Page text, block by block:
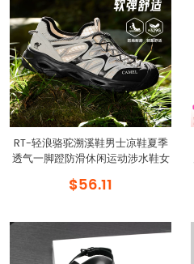
RT-轻浪骆驼溯溪鞋男士凉鞋夏季
透气一脚蹬防滑休闲运动涉水鞋女
$56.11